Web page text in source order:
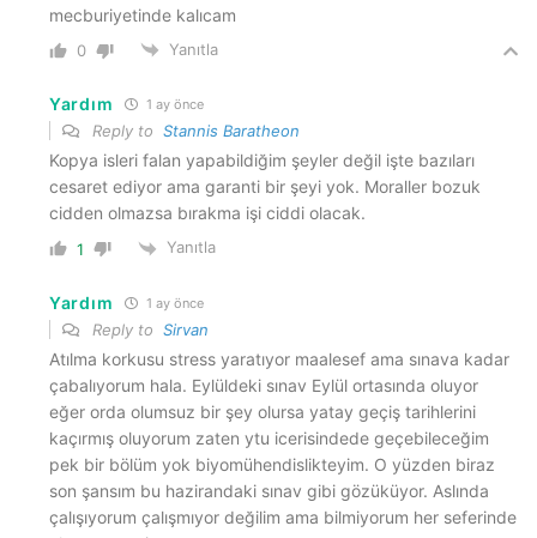
mecburiyetinde kalıcam
0 Yanıtla
Yardım 1 ay önce
Reply to Stannis Baratheon
Kopya isleri falan yapabildiğim şeyler değil işte bazıları
cesaret ediyor ama garanti bir şeyi yok. Moraller bozuk
cidden olmazsa bırakma işi ciddi olacak.
1 Yanıtla
Yardım 1 ay önce
Reply to Sirvan
Atılma korkusu stress yaratıyor maalesef ama sınava kadar
çabalıyorum hala. Eylüldeki sınav Eylül ortasında oluyor
eğer orda olumsuz bir şey olursa yatay geçiş tarihlerini
kaçırmış oluyorum zaten ytu icerisindede geçebileceğim
pek bir bölüm yok biyomühendislikteyim. O yüzden biraz
son şansım bu hazirandaki sınav gibi gözüküyor. Aslında
çalışıyorum çalışmıyor değilim ama bilmiyorum her seferinde